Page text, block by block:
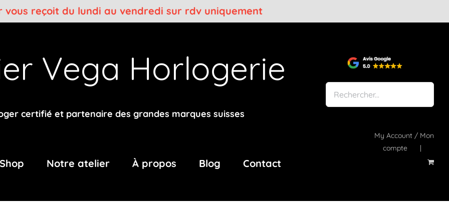
vous reçoit du lundi au vendredi sur rdv uniquement
Vega Horlogerie
certifié et partenaire des grandes marques suisses
Shop Notre atelier À propos Blog Contact
My Account / Mon
compte